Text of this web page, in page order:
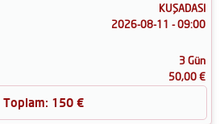
KUŞADASI
2026-08-11 - 09:00
3 Gün
50,00 €
Toplam: 150 €